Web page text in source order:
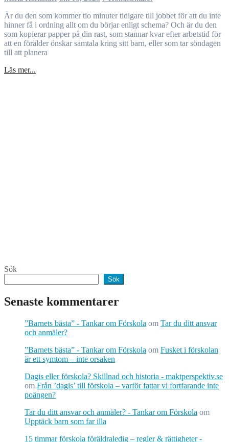
Är du den som kommer tio minuter tidigare till jobbet för att du inte
hinner få i ordning allt om du börjar enligt schema? Och är du den
som kopierar papper på din rast, som stannar kvar efter arbetstid för
att en förälder önskar samtala kring sitt barn, eller som tar söndagen
till att planera
Läs mer...
Sök
Sök
Senaste kommentarer
”Barnets bästa” - Tankar om Förskola om Tar du ditt ansvar
och anmäler?
”Barnets bästa” - Tankar om Förskola om Fusket i förskolan
är ett symtom – inte orsaken
Dagis eller förskola? Skillnad och historia - maktperspektiv.se
om Från ’dagis’ till förskola – varför fattar vi fortfarande inte
poängen?
Tar du ditt ansvar och anmäler? - Tankar om Förskola om
Upptäck barn som far illa
15 timmar förskola föräldraledig – regler & rättigheter -